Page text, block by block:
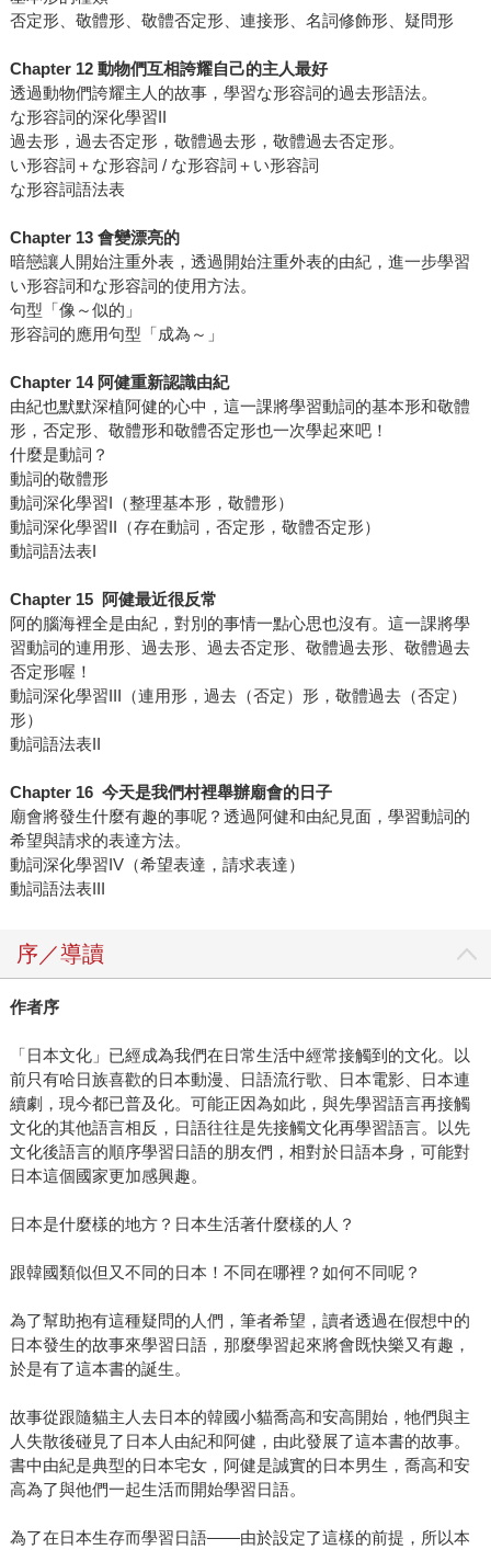
否定形、敬體形、敬體否定形、連接形、名詞修飾形、疑問形
Chapter 12 動物們互相誇耀自己的主人最好
透過動物們誇耀主人的故事，學習な形容詞的過去形語法。
な形容詞的深化學習II
過去形，過去否定形，敬體過去形，敬體過去否定形。
い形容詞＋な形容詞 / な形容詞＋い形容詞
な形容詞語法表
Chapter 13 會變漂亮的
暗戀讓人開始注重外表，透過開始注重外表的由紀，進一步學習
い形容詞和な形容詞的使用方法。
句型「像～似的」
形容詞的應用句型「成為～」
Chapter 14 阿健重新認識由紀
由紀也默默深植阿健的心中，這一課將學習動詞的基本形和敬體
形，否定形、敬體形和敬體否定形也一次學起來吧！
什麼是動詞？
動詞的敬體形
動詞深化學習I（整理基本形，敬體形）
動詞深化學習II（存在動詞，否定形，敬體否定形）
動詞語法表I
Chapter 15 阿健最近很反常
阿的腦海裡全是由紀，對別的事情一點心思也沒有。這一課將學
習動詞的連用形、過去形、過去否定形、敬體過去形、敬體過去
否定形喔！
動詞深化學習III（連用形，過去（否定）形，敬體過去（否定）
形）
動詞語法表II
Chapter 16 今天是我們村裡舉辦廟會的日子
廟會將發生什麼有趣的事呢？透過阿健和由紀見面，學習動詞的
希望與請求的表達方法。
動詞深化學習IV（希望表達，請求表達）
動詞語法表III
序／導讀
作者序
「日本文化」已經成為我們在日常生活中經常接觸到的文化。以
前只有哈日族喜歡的日本動漫、日語流行歌、日本電影、日本連
續劇，現今都已普及化。可能正因為如此，與先學習語言再接觸
文化的其他語言相反，日語往往是先接觸文化再學習語言。以先
文化後語言的順序學習日語的朋友們，相對於日語本身，可能對
日本這個國家更加感興趣。
日本是什麼樣的地方？日本生活著什麼樣的人？
跟韓國類似但又不同的日本！不同在哪裡？如何不同呢？
為了幫助抱有這種疑問的人們，筆者希望，讀者透過在假想中的
日本發生的故事來學習日語，那麼學習起來將會既快樂又有趣，
於是有了這本書的誕生。
故事從跟隨貓主人去日本的韓國小貓喬高和安高開始，牠們與主
人失散後碰見了日本人由紀和阿健，由此發展了這本書的故事。
書中由紀是典型的日本宅女，阿健是誠實的日本男生，喬高和安
高為了與他們一起生活而開始學習日語。
為了在日本生存而學習日語——由於設定了這樣的前提，所以本